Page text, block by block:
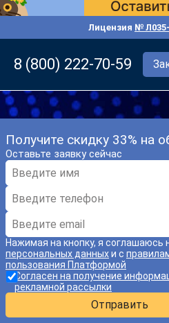
Лицензия №
8 (800) 222-70-59
Получите скидку 33% на
Оставьте заявку сейчас
Нажимая на кнопку, я соглашаюсь
персональных данныхи с
пользования Платформой
Согласен на получение
рекламной рассылки
Отправить